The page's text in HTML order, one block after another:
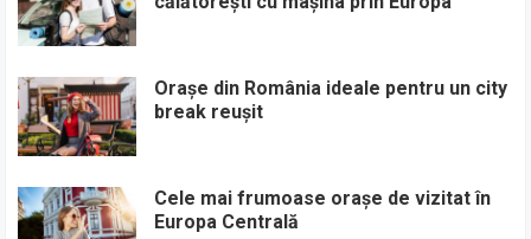
Orașe din România ideale pentru un city
break reușit
Cele mai frumoase orașe de vizitat în
Europa Centrală